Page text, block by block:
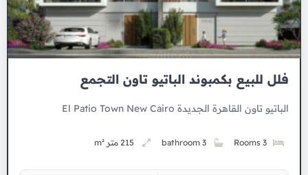
فلل للبيع بكمبوند الباتيو تاون التجمع
الباتيو تاون القاهرة الجديدة El Patio Town New Cairo
3 Rooms
3 bathroom 215 متر m²